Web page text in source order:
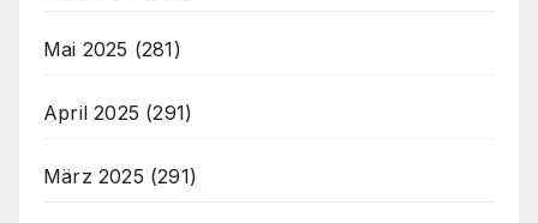
Mai 2025 (281)
April 2025 (291)
März 2025 (291)